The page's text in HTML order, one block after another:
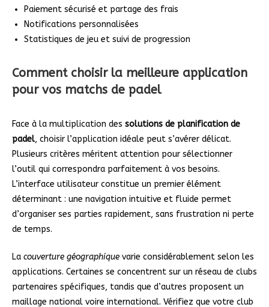
Paiement sécurisé et partage des frais
Notifications personnalisées
Statistiques de jeu et suivi de progression
Comment choisir la meilleure application
pour vos matchs de padel
Face à la multiplication des solutions de planification de
padel, choisir l’application idéale peut s’avérer délicat.
Plusieurs critères méritent attention pour sélectionner
l’outil qui correspondra parfaitement à vos besoins.
L’interface utilisateur constitue un premier élément
déterminant : une navigation intuitive et fluide permet
d’organiser ses parties rapidement, sans frustration ni perte
de temps.
La couverture géographique varie considérablement selon les
applications. Certaines se concentrent sur un réseau de clubs
partenaires spécifiques, tandis que d’autres proposent un
maillage national voire international. Vérifiez que votre club